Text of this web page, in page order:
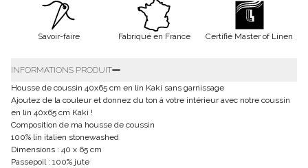
Savoir-faire Fabriqué en France Certifié Master of Linen
INFORMATIONS PRODUIT
Housse de coussin 40x65 cm en lin Kaki sans garnissage
Ajoutez de la couleur et donnez du ton à votre intérieur avec notre coussin
en lin 40x65 cm Kaki !
Composition de ma housse de coussin
100% lin italien stonewashed
Dimensions : 40 x 65 cm
Passepoil : 100% jute